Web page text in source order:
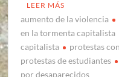
LEER MÁS
aumento de la violencia
en la tormenta capitalista
capitalista
protestas
protestas de estudiantes
por desaparecidos